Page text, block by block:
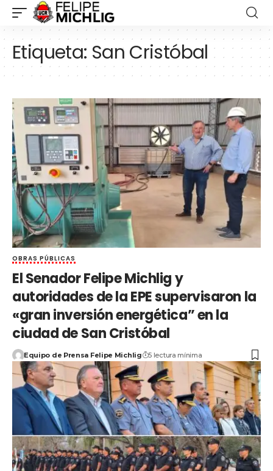
Etiqueta: San Cristóbal
OBRAS PÚBLICAS
El Senador Felipe Michlig y
autoridades de la EPE supervisaron la
«gran inversión energética” en la
ciudad de San Cristóbal
Equipo de Prensa Felipe Michlig 5 lectura mínima